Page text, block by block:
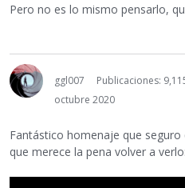
Pero no es lo mismo pensarlo,
ggl007
Publicaciones:
octubre 2020
Fantástico homenaje que
que merece la pena volver a verlo: